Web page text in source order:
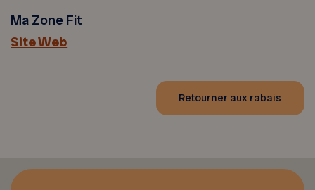
Ma Zone Fit
Site Web
Retourner aux rabais